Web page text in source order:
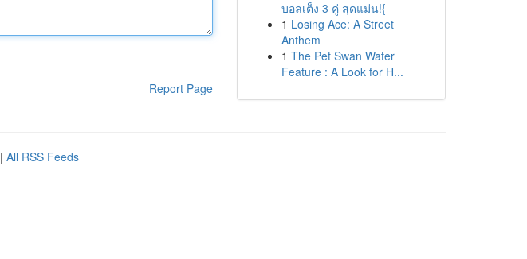
Report Page
บอลเต็ง 3 คู่ สุดแม่น!{
1 Losing Ace: A Street
Anthem
1 The Pet Swan Water
Feature : A Look for H...
| All RSS Feeds